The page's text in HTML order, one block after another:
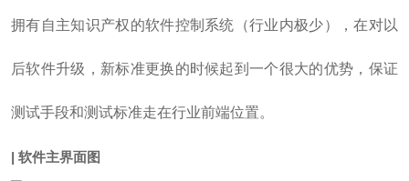
拥有自主知识产权的软件控制系统（行业内极少），在对以
后软件升级，新标准更换的时候起到一个很大的优势，保证
测试手段和测试标准走在行业前端位置。
| 软件主界面图